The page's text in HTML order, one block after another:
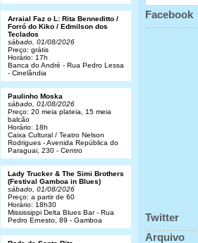
Facebook
Twitter
Arquivo
Arraial Faz o L: Rita Benneditto /
Forró do Kiko / Edmilson dos
Teclados
sábado, 01/08/2026
Preço: grátis
Horário: 17h
Banca do André - Rua Pedro Lessa
- Cinelândia
Paulinho Moska
sábado, 01/08/2026
Preço: 20 meia plateia, 15 meia
balcão
Horário: 18h
Caixa Cultural / Teatro Nelson
Rodrigues - Avenida República do
Paraguai, 230 - Centro
Lady Trucker & The Simi Brothers
(Festival Gamboa in Blues)
sábado, 01/08/2026
Preço: a partir de 60
Horário: 18h30
Mississippi Delta Blues Bar - Rua
Pedro Ernesto, 89 - Gamboa